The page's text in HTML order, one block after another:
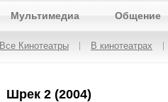
Мультимедиа Общение
Все Кинотеатры В кинотеатрах
Шрек 2 (2004)